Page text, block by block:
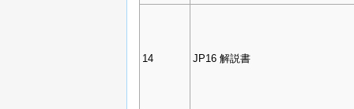
14 JP16 解説書